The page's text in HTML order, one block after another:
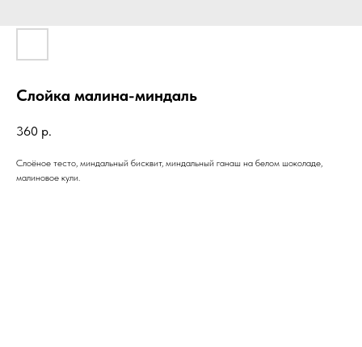
Слойка малина-миндаль
360 р.
Слоёное тесто, миндальный бисквит, миндальный ганаш на белом шоколаде,
малиновое кули.